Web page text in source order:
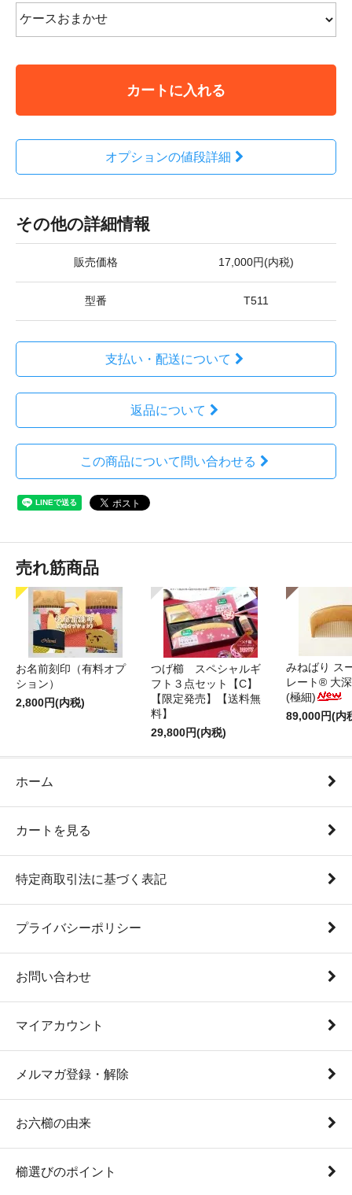
カートに入れる
オプションの値段詳細
その他の詳細情報
販売価格 17,000円(内税)
型番 T511
支払い・配送について
返品について
この商品について問い合わせる
売れ筋商品
お名前刻印（有料オプ
ション）
2,800円(内税)
つげ櫛 スペシャルギ
フト３点セット【C】
【限定発売】【送料無
料】
29,800円(内税)
みねばり ス
レート® 大
(極細)
89,000円(内
ホーム
カートを見る
特定商取引法に基づく表記
プライバシーポリシー
お問い合わせ
マイアカウント
メルマガ登録・解除
お六櫛の由来
櫛選びのポイント